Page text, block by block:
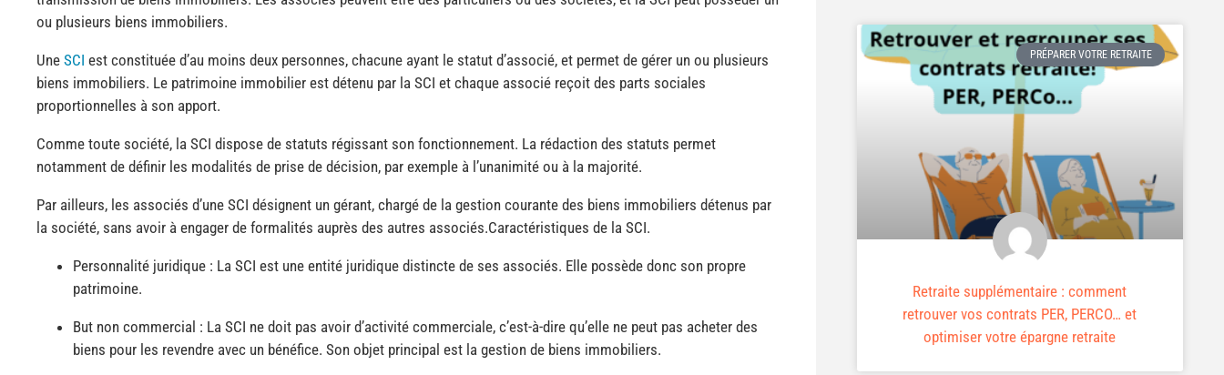
ou plusieurs biens immobiliers.
Une SCI est constituée d’au moins deux personnes, chacune ayant le statut d’associé, et permet de gérer un ou plusieurs
biens immobiliers. Le patrimoine immobilier est détenu par la SCI et chaque associé reçoit des parts sociales
proportionnelles à son apport.
Comme toute société, la SCI dispose de statuts régissant son fonctionnement. La rédaction des statuts permet
notamment de définir les modalités de prise de décision, par exemple à l’unanimité ou à la majorité.
Par ailleurs, les associés d’une SCI désignent un gérant, chargé de la gestion courante des biens immobiliers détenus par
la société, sans avoir à engager de formalités auprès des autres associés.Caractéristiques de la SCI.
Personnalité juridique : La SCI est une entité juridique distincte de ses associés. Elle possède donc son propre
patrimoine.
But non commercial : La SCI ne doit pas avoir d’activité commerciale, c’est-à-dire qu’elle ne peut pas acheter des
biens pour les revendre avec un bénéfice. Son objet principal est la gestion de biens immobiliers.
PRÉPARER VOTRE RETRAITE
Retraite supplémentaire : comment
retrouver vos contrats PER, PERCO… et
optimiser votre épargne retraite